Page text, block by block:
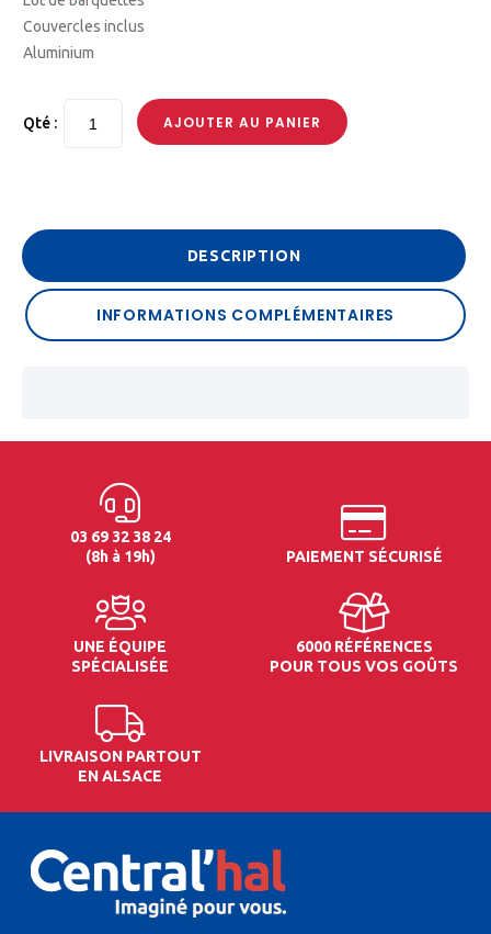
Couvercles inclus
Aluminium
Qté : AJOUTER AU PANIER
DESCRIPTION
INFORMATIONS COMPLÉMENTAIRES
03 69 32 38 24
(8h à 19h)
PAIEMENT SÉCURISÉ
UNE ÉQUIPE
SPÉCIALISÉE
6000 RÉFÉRENCES
POUR TOUS VOS GOÛTS
LIVRAISON PARTOUT
EN ALSACE